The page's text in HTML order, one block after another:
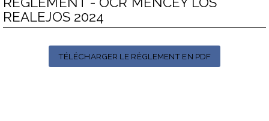
REALEJOS 2024
TÉLÉCHARGER LE RÈGLEMENT EN PDF